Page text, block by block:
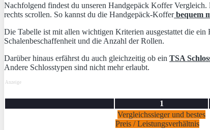
Nachfolgend findest du unseren Handgepäck Koffer
rechts scrollen. So kannst du die Handgepäck-Kofferbequem
Die Tabelle ist mit allen wichtigen Kriterien ausgestattet die
Schalenbeschaffenheit und die Anzahl der Rollen.
Darüber hinaus erfährst du auch gleichzeitig ob ein TSA
Andere Schlosstypen sind nicht mehr erlaubt.
Anzeige
1
Vergleichssieger und bestes
Preis / Leistungsverhältnis